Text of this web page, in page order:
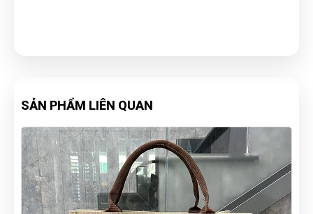
SẢN PHẨM LIÊN QUAN